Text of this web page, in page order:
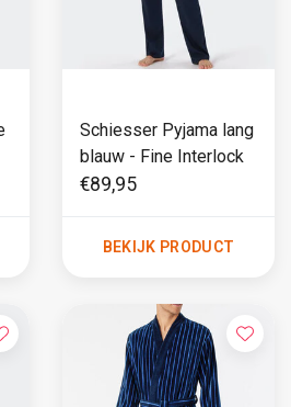
Schiesser Pyjama lang
blauw - Fine Interlock
€89,95
BEKIJK PRODUCT